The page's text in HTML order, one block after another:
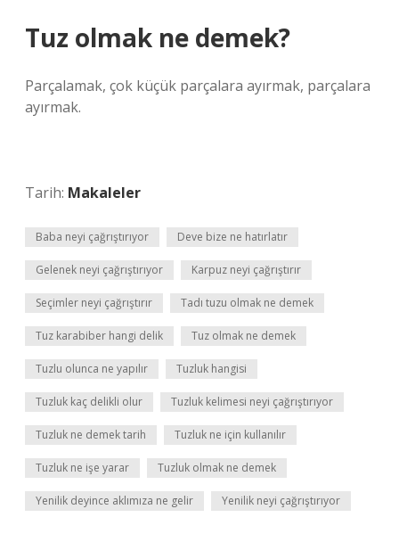
Tuz olmak ne demek?
Parçalamak, çok küçük parçalara ayırmak, parçalara
ayırmak.
Tarih: Makaleler
Baba neyi çağrıştırıyor Deve bize ne hatırlatır
Gelenek neyi çağrıştırıyor Karpuz neyi çağrıştırır
Seçimler neyi çağrıştırır Tadı tuzu olmak ne demek
Tuz karabiber hangi delik Tuz olmak ne demek
Tuzlu olunca ne yapılır Tuzluk hangisi
Tuzluk kaç delikli olur Tuzluk kelimesi neyi çağrıştırıyor
Tuzluk ne demek tarih Tuzluk ne için kullanılır
Tuzluk ne işe yarar Tuzluk olmak ne demek
Yenilik deyince aklımıza ne gelir Yenilik neyi çağrıştırıyor